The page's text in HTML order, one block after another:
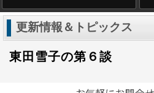
更新情報＆トピックス
東田雪子の第６談